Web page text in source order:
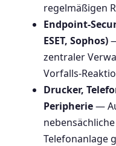
regelmäßigen
Endpoint-
ESET, Sophos)
zentraler
Vorfalls-
Drucker,
Peripherie—
Telefonanlage